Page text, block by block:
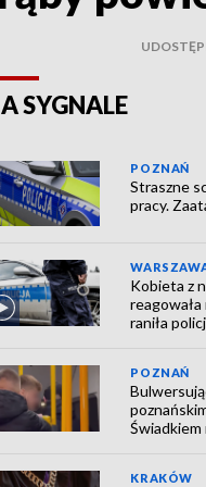
SYGNALE
POZNAŃ
Straszne
pracy.
Kobieta z
raniła
POZNAŃ
KRAKÓW